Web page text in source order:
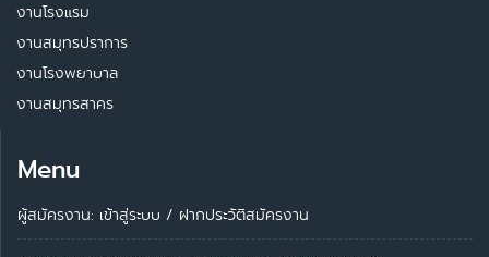
งานโรงแรม
งานสมุทรปราการ
งานโรงพยาบาล
งานสมุทรสาคร
Menu
ผู้สมัครงาน: เข้าสู่ระบบ / ฝากประวัติสมัครงาน